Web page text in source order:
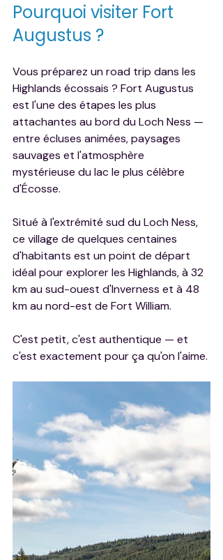
Pourquoi visiter Fort
Augustus ?
Vous préparez un road trip dans les
Highlands écossais ? Fort Augustus
est l'une des étapes les plus
attachantes au bord du Loch Ness —
entre écluses animées, paysages
sauvages et l'atmosphère
mystérieuse du lac le plus célèbre
d'Écosse.
Situé à l'extrémité sud du Loch Ness,
ce village de quelques centaines
d'habitants est un point de départ
idéal pour explorer les Highlands, à 32
km au sud-ouest d'Inverness et à 48
km au nord-est de Fort William.
C'est petit, c'est authentique — et
c'est exactement pour ça qu'on l'aime.